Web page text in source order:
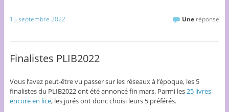
15 septembre 2022 Une réponse
Finalistes PLIB2022
Vous l’avez peut-être vu passer sur les réseaux à l’époque, les 5
finalistes du PLIB2022 ont été annoncé fin mars. Parmi les 25 livres
encore en lice, les jurés ont donc choisi leurs 5 préférés.